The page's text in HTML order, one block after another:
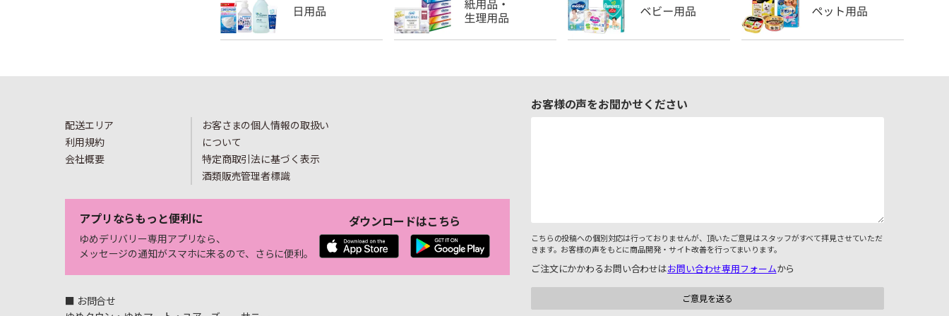
配送エリア
利用規約
会社概要
お客さまの個人情報の取扱い
について
特定商取引法に基づく表示
酒類販売管理者標識
アプリならもっと便利に
ゆめデリバリー専用アプリなら、
メッセージの通知がスマホに来るので、さらに便利。
ダウンロードはこちら
■ お問合せ
お客様の声をお聞かせください
こちらの投稿への個別対応は行っておりませんが、頂いたご意見はスタッフがすべて拝見させていただ
きます。お客様の声をもとに商品開発・サイト改善を行ってまいります。
ご注文にかかわるお問い合わせはお問い合わせ専用フォームから